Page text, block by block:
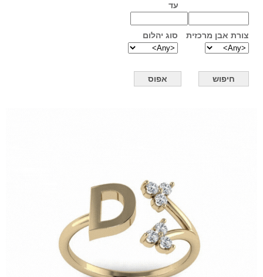
עד
צורת אבן מרכזית סוג יהלום